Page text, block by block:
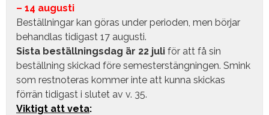
– 14 augusti
Beställningar kan göras under perioden, men börjar
behandlas tidigast 17 augusti.
Sista beställningsdag är 22 juli för att få sin
beställning skickad före semesterstängningen. Smink
som restnoteras kommer inte att kunna skickas
förrän tidigast i slutet av v. 35.
Viktigt att veta: